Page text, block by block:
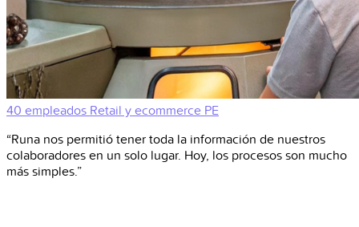
40 empleados Retail y ecommerce PE
“Runa nos permitió tener toda la información de nuestros
colaboradores en un solo lugar. Hoy, los procesos son mucho
más simples.”